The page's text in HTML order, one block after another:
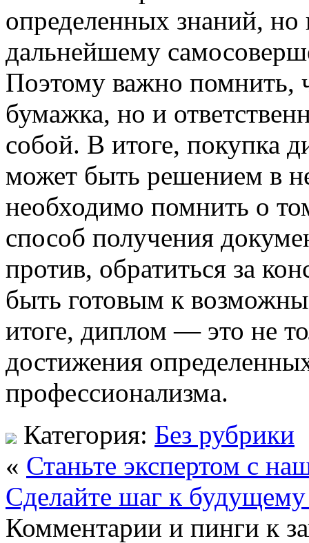
определенных знаний, но
дальнейшему
Поэтому важно помнить,
бумажка, но и
собой. В итоге, покупка
может быть решением в
необходимо помнить о
способ получения
против, обратиться за
быть готовым к
итоге, диплом — это не
достижения
профессионализма.
Категория: Без рубрики
« Станьте экспертом с
Сделайте шаг к
Комментарии и пинги к